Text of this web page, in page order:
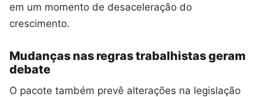
em um momento de desaceleração do
crescimento.
Mudanças nas regras trabalhistas geram
debate
O pacote também prevê alterações na legislação